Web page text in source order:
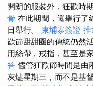
開朗的服裝外，狂歡時
骨 在此期間，還舉行了
日舉行。 柬埔寨簽證 推
歡節甜甜圈的傳統仍然
用絲帶，戒指，甚至是
答 儘管狂歡節時間是由
灰燼星期三，而不是基